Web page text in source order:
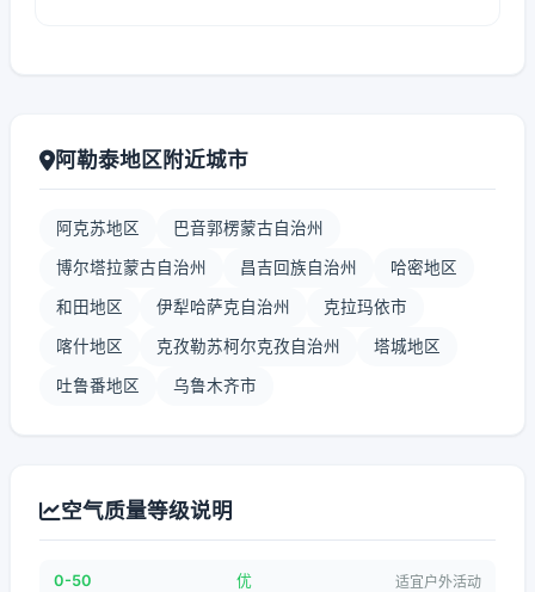
阿勒泰地区附近城市
阿克苏地区 巴音郭楞蒙古自治州
博尔塔拉蒙古自治州 昌吉回族自治州 哈密地区
和田地区 伊犁哈萨克自治州 克拉玛依市
喀什地区 克孜勒苏柯尔克孜自治州 塔城地区
吐鲁番地区 乌鲁木齐市
空气质量等级说明
0-50 优 适宜户外活动